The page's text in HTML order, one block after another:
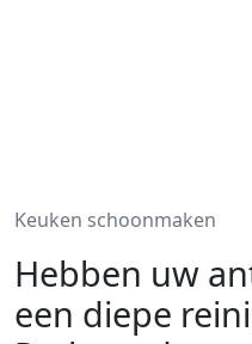
Keuken schoonmaken
Hebben uw
een diepe